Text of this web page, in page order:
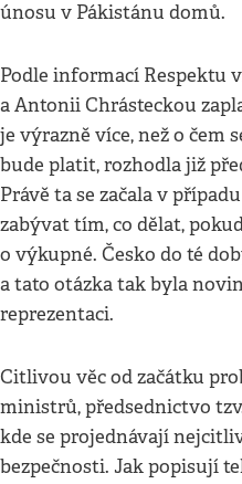
únosu v Pákistánu domů.
Podle informací Respektu
a Antonii Chrásteckou
je výrazně více, než o čem
bude platit, rozhodla již
Právě ta se začala v
zabývat tím, co dělat,
o výkupné. Česko do té
a tato otázka tak byla
reprezentaci.
Citlivou věc od začátku
ministrů, předsednictvo
kde se projednávají
bezpečnosti. Jak popisují